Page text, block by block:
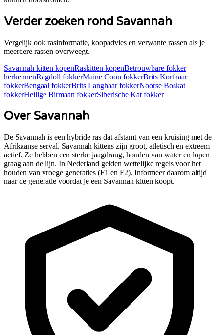
Verder zoeken rond Savannah
Vergelijk ook rasinformatie, koopadvies en verwante rassen als je
meerdere rassen overweegt.
Savannah kitten kopenRaskitten kopenBetrouwbare fokker
herkennenRagdoll fokkerMaine Coon fokkerBrits Korthaar
fokkerBengaal fokkerBrits LanghaarfokkerNoorse Boskat
fokkerHeilige Birmaan fokkerSiberische Kat fokker
Over Savannah
De Savannah is een hybride ras dat afstamt van een kruising met de
Afrikaanse serval. Savannah kittens zijn groot, atletisch en extreem
actief. Ze hebben een sterke jaagdrang, houden van water en lopen
graag aan de lijn. In Nederland gelden wettelijke regels voor het
houden van vroege generaties (F1 en F2). Informeer daarom altijd
naar de generatie voordat je een Savannah kitten koopt.